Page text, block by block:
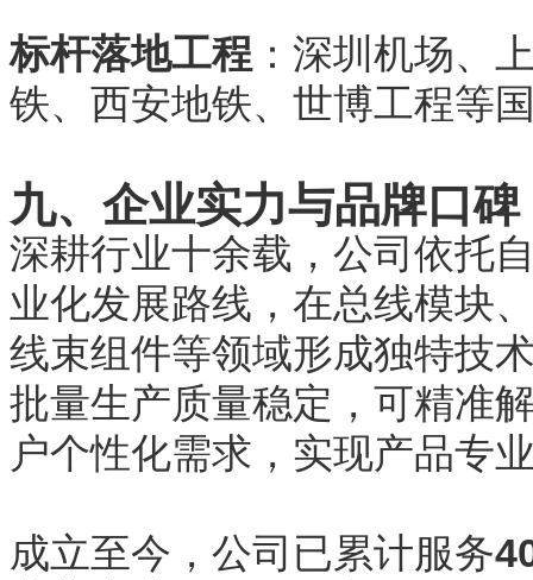
标杆落地工程 ：深圳机场、
铁、西安地铁、世博工程等
九、企业实力与品牌口碑
深耕行业十余载，公司依托
业化发展路线，在总线模块
线束组件等领域形成独特技
批量生产质量稳定，可精准
户个性化需求，实现产品专
成立至今，公司已累计服务